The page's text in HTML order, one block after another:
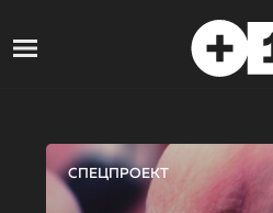
СПЕЦПРОЕКТ